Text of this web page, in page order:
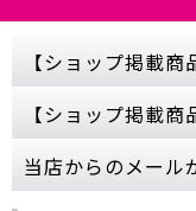
【ショップ掲載
お問い合わせから【シ
ご購入希望の商品をカ
売切れにつきカートボ
【ショップ掲載
当ショップに掲載され
ゲームズワークショッ
お取り寄せはメーカー
当店からのメール
ご購入やお問い合わせ